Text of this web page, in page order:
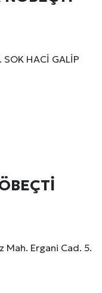
SOK HACİ GALİP
Mah. Ergani Cad. 5.